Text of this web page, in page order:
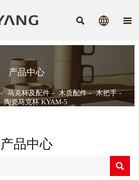
  
产品中心
- 马克杯及配件- 木质配件- 木把手-
陶瓷马克杯 KYAM-5
产品中心
